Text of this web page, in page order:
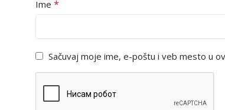
Ime *
Sačuvaj moje ime, e-poštu i veb mesto u